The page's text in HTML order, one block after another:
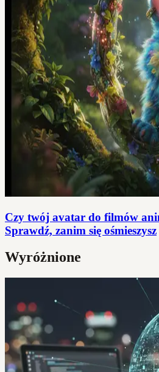
Czy twój avatar do filmów
Sprawdź, zanim się ośmieszysz
Wyróżnione